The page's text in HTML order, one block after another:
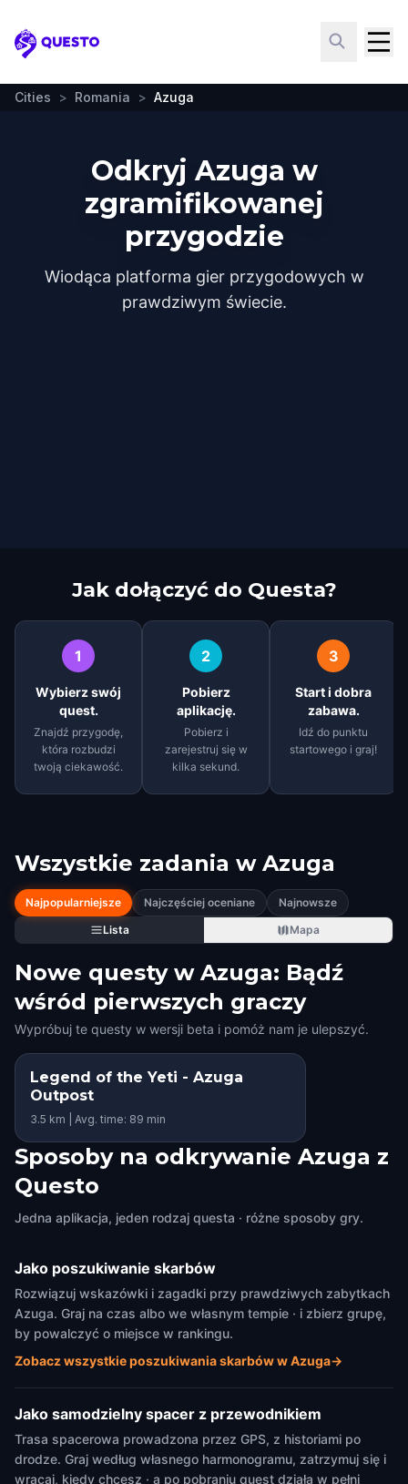
Questo
Cities > Romania > Azuga
Odkryj Azuga w
zgramifikowanej
przygodzie
Wiodąca platforma gier przygodowych w
prawdziwym świecie.
Jak dołączyć do Questa?
1
Wybierz swój
quest.
Znajdź przygodę,
która rozbudzi
twoją ciekawość.
2
Pobierz
aplikację.
Pobierz i
zarejestruj się w
kilka sekund.
3
Start i dobra
zabawa.
Idź do punktu
startowego i graj!
Wszystkie zadania w Azuga
Najpopularniejsze Najczęściej oceniane
Najnowsze
Lista
Mapa
Nowe questy w Azuga: Bądź
wśród pierwszych graczy
Wypróbuj te questy w wersji beta i pomóż nam je ulepszyć.
Legend of the Yeti - Azuga
Outpost
3.5 km | Avg. time: 89 min
Sposoby na odkrywanie Azuga z
Questo
Jedna aplikacja, jeden rodzaj questa · różne sposoby gry.
Jako poszukiwanie skarbów
Rozwiązuj wskazówki i zagadki przy prawdziwych zabytkach
Azuga. Graj na czas albo we własnym tempie · i zbierz grupę,
by powalczyć o miejsce w rankingu.
Zobacz wszystkie poszukiwania skarbów w Azuga→
Jako samodzielny spacer z przewodnikiem
Trasa spacerowa prowadzona przez GPS, z historiami po
drodze. Graj według własnego harmonogramu, zatrzymuj się i
wracaj, kiedy chcesz · a po pobraniu quest działa w pełni